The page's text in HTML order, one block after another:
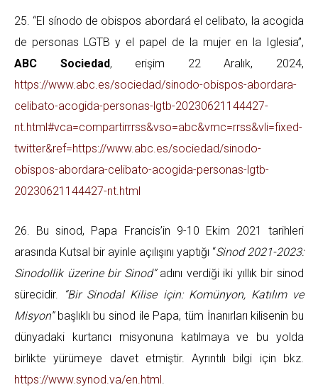
25. “El sínodo de obispos abordará el celibato, la acogida
de personas LGTB y el papel de la mujer en la Iglesia”,
ABC Sociedad, erişim 22 Aralık, 2024,
https://www.abc.es/sociedad/sinodo-obispos-abordara-
celibato-acogida-personas-lgtb-20230621144427-
nt.html#vca=compartirrrss&vso=abc&vmc=rrss&vli=fixed-
twitter&ref=https://www.abc.es/sociedad/sinodo-
obispos-abordara-celibato-acogida-personas-lgtb-
20230621144427-nt.html
26. Bu sinod, Papa Francis’in 9-10 Ekim 2021 tarihleri
arasında Kutsal bir ayinle açılışını yaptığı “Sinod 2021-2023:
Sinodollik üzerine bir Sinod”adını verdiği iki yıllık bir sinod
sürecidir.
“Bir Sinodal Kilise için: Komünyon, Katılım ve
Misyon” başlıklı bu sinod ile Papa, tüm İnanırları kilisenin bu
dünyadaki kurtarıcı misyonuna katılmaya ve bu yolda
birlikte yürümeye davet etmiştir. Ayrıntılı bilgi için bkz.
https://www.synod.va/en.html .